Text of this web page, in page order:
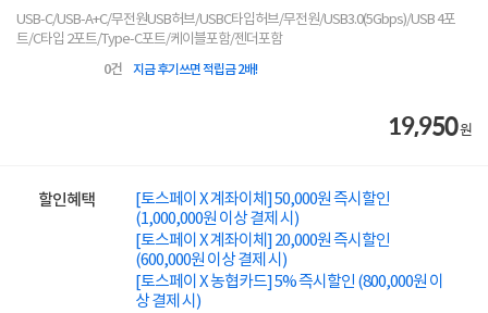
USB-C/USB-A+C/무전원USB허브/USBC타입허브/무전원/USB3.0(5Gbps)/USB 4포
트/C타입 2포트/Type-C포트/케이블포함/젠더포함
0건 지금 후기쓰면 적립금 2배!
19,950원
할인혜택
[토스페이 X 계좌이체] 50,000원 즉시할인
(1,000,000원 이상 결제 시)
[토스페이 X 계좌이체] 20,000원 즉시할인
(600,000원 이상 결제 시)
[토스페이 X 농협카드] 5% 즉시할인 (800,000원 이
상 결제 시)